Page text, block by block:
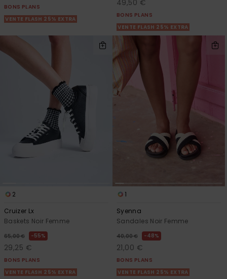
BONS PLANS
VENTE FLASH 25% EXTRA
49,50 €
BONS PLANS
VENTE FLASH 25% EXTRA
2
Cruizer Lx
Baskets Noir Femme
65,00 € 55%
29,25 €
BONS PLANS
VENTE FLASH 25% EXTRA
1
Syenna
Sandales Noir Femme
40,00 € 48%
21,00 €
BONS PLANS
VENTE FLASH 25% EXTRA